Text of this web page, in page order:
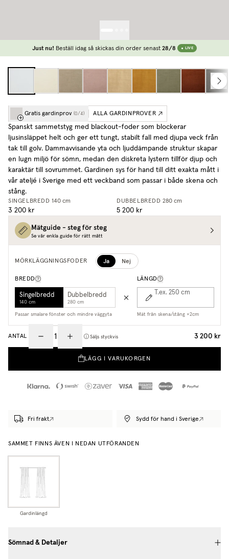
Just nu! Beställ idag så skickas din order senast 28/8 LIVE
Gratis gardinprov (0/4) ALLA GARDINPROVER
Spanskt sammetstyg med blackout-foder som blockerar
ljusinsläppet helt och ger ett tungt, stabilt fall med djupa veck från
tak till golv. Dammavvisande yta och ljuddämpande struktur skapar
en lugn miljö för sömn, medan den diskreta lystern tillför djup och
karaktär till sovrummet. Gardinen sys för hand till ditt exakta mått i
vår ateljé i Sverige med ett veckband som passar i både skena och
stång.
SINGELBREDD 140 cm
3 200 kr
DUBBELBREDD 280 cm
5 200 kr
Mätguide - steg för steg
Se vår enkla guide för rätt mått
MÖRKLÄGGNINGSFODER Ja Nej
BREDD
Singelbredd
140 cm
Dubbelbredd
280 cm
Passar smalare fönster och mindre väggyta
LÄNGD
T.ex. 250 cm
Mät från skena/stång +2cm
ANTAL Säljs styckvis 3 200 kr
LÄGG I VARUKORGEN
Fri frakt Sydd för hand i Sverige
SAMMET FINNS ÄVEN I NEDAN UTFÖRANDEN
Gardinlängd
Sömnad & Detaljer